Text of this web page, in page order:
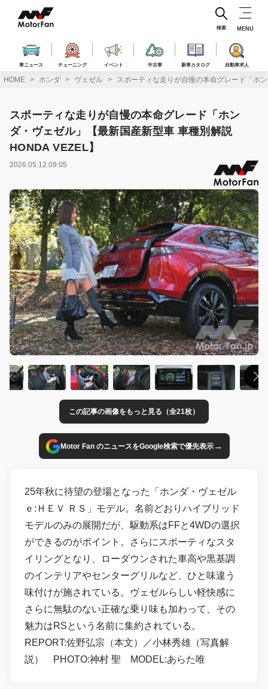
ス
車ニュース チューニング イベント 中古車 新車カタログ 自動車求人
検索 MENU
HOME ホンダ ヴェゼル スポーティな走りが自慢の本命グレード「ホ
スポーティな走りが自慢の本命グレード「ホン
ダ・ヴェゼル」【最新国産新型車 車種別解説
HONDA VEZEL】
2026.05.12 09:05
この記事の画像をもっと見る（全21枚）
Motor Fan のニュースをGoogle検索で優先表示→
25年秋に待望の登場となった「ホンダ・ヴェゼル
ｅ:ＨＥＶ ＲＳ」モデル。名前どおりハイブリッド
モデルのみの展開だが、駆動系はFFと4WDの選択
ができるのがポイント。さらにスポーティなスタ
イリングとなり、ローダウンされた車高や黒基調
のインテリアやセンターグリルなど、ひと味違う
味付けが施されている。ヴェゼルらしい軽快感に
さらに無駄のない正確な乗り味も加わって、その
魅力はRSという名前に集約されている。
REPORT:佐野弘宗（本文）／小林秀雄（写真解
説） PHOTO:神村 聖 MODEL:あらた唯